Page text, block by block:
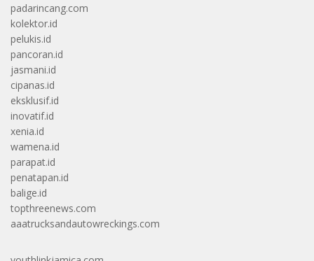
padarincang.com
kolektor.id
pelukis.id
pancoran.id
jasmani.id
cipanas.id
eksklusif.id
inovatif.id
xenia.id
wamena.id
parapat.id
penatapan.id
balige.id
topthreenews.com
aaatrucksandautowreckings.com